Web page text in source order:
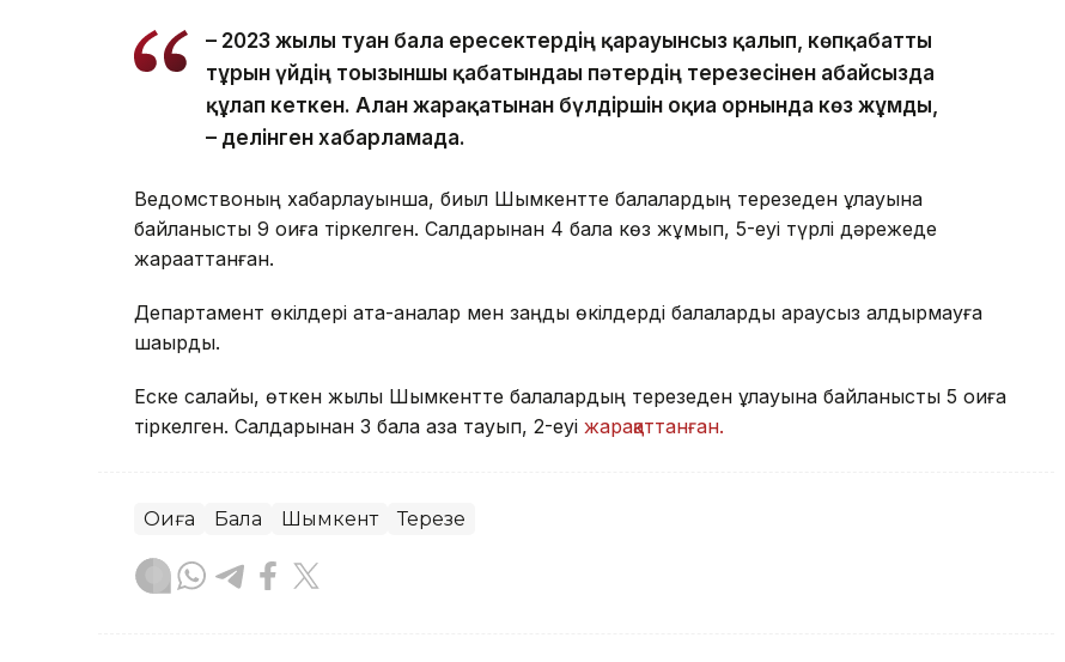
– 2023 жылы туған бала ересектердің қарауынсыз қалып, көпқабатты
тұрғын үйдің тоғызыншы қабатындағы пәтердің терезесінен абайсызда
құлап кеткен. Алған жарақатынан бүлдіршін оқиға орнында көз жұмды,
– делінген хабарламада.
Ведомствоның хабарлауынша, биыл Шымкентте балалардың терезеден құлауына
байланысты 9 оқиға тіркелген. Салдарынан 4 бала көз жұмып, 5-еуі түрлі дәрежеде
жарақаттанған.
Департамент өкілдері ата-аналар мен заңды өкілдерді балаларды қараусыз қалдырмауға
шақырды.
Еске салайық, өткен жылы Шымкентте балалардың терезеден құлауына байланысты 5 оқиға
тіркелген. Салдарынан 3 бала қаза тауып, 2-еуі жарақаттанған.
Оқиға Бала Шымкент Терезе